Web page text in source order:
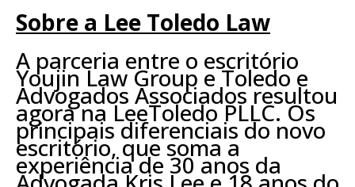
Sobre a Lee Toledo Law
A parceria entre o escritório
Youjin Law Group e Toledo e
Advogados Associados resultou
agora na LeeToledo PLLC. Os
principais diferenciais do novo
escritório, que soma a
experiência de 30 anos da